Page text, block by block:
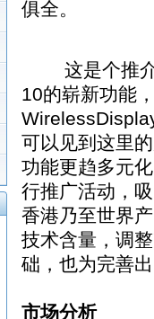
俱全。
这是个推介
10的崭新功能
可以见到这里
功能更趋多元
行推广活动，
香港乃至世界
技术含量，调
础，也为完善
市场分析